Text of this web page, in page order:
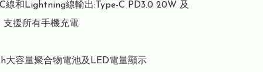
線和Lightning線輸出:Type-C PD3.0 20W 及
支援所有手機充電
大容量聚合物電池及LED電量顯示